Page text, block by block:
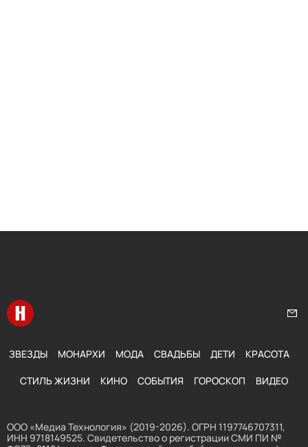
Перейти на главную
ЗВЕЗДЫ МОНАРХИ МОДА СВАДЬБЫ ДЕТИ КРАСОТА
СТИЛЬ ЖИЗНИ КИНО СОБЫТИЯ ГОРОСКОП ВИДЕО
ООО «Медиа Технология» (2019-2026). ОГРН 1197746707311,
ИНН 9718149525. Свидетельство о регистрации СМИ ПИ №